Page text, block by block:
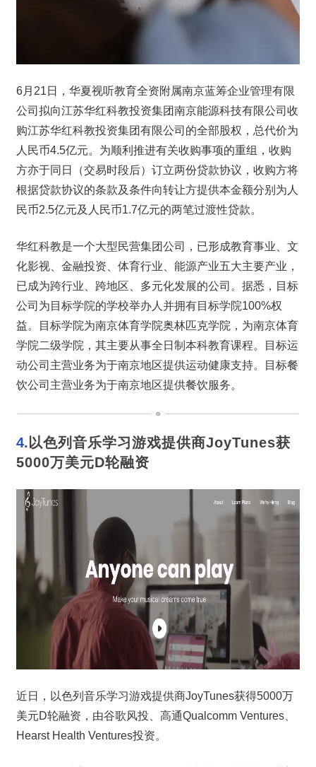
6月21日，华夏视听教育全资附属南京蓝筹企业管理有限
公司拟向江苏华红科教投资集团南京能源科技有限公司收
购江苏华红科教投资集团有限公司的全部股权，总代价为
人民币4.5亿元。为顺利推进有关收购事项的重组，收购
方亦于同日（交易时段后）订立两份贷款协议，收购方将
根据贷款协议的条款及条件向转让方提供本金额分别为人
民币2.5亿元及人民币1.7亿元的两笔过渡性贷款。
华红科教是一个大型民营集团公司，已形成教育事业、文
化影视、金融投资、体育行业、能源产业五大主要产业，
已成为跨行业、跨地区、多元化发展的公司。据悉，目标
公司为目标学院的学校举办人并拥有目标学院100%权
益。目标学院为南京体育学院奥林匹克学院，为南京体育
学院二级学院，其主要从事全日制本科教育课程。目标运
动公司主营业务为于南京地区提供运动健康支持。目标餐
饮公司主营业务为于南京地区提供餐饮服务。
4.以色列音乐学习游戏提供商JoyTunes获
5000万美元D轮融资
近日，以色列音乐学习游戏提供商JoyTunes获得5000万
美元D轮融资，由谷歌风投、高通Qualcomm Ventures、
Hearst Health Ventures投资。